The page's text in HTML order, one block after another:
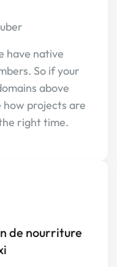
have native
So if your
above
how projects are
right time.
de nourriture